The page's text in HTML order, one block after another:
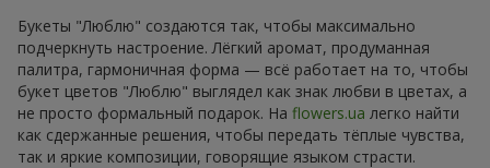
Букеты "Люблю" создаются так, чтобы максимально
подчеркнуть настроение. Лёгкий аромат, продуманная
палитра, гармоничная форма — всё работает на то, чтобы
букет цветов "Люблю" выглядел как знак любви в цветах, а
не просто формальный подарок. На flowers.ua легко найти
как сдержанные решения, чтобы передать тёплые чувства,
так и яркие композиции, говорящие языком страсти.